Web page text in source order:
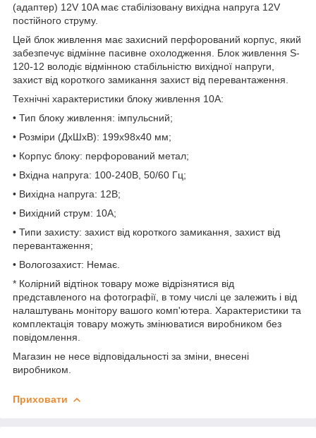
(адаптер) 12V 10A має стабілізовану вихідна напруга 12V
постійного струму.
Цей блок живлення має захисний перфорований корпус, який
забезпечує відмінне пасивне охолодження. Блок живлення S-
120-12 володіє відмінною стабільністю вихідної напруги,
захист від короткого замикання захист від перевантаження.
Технічні характеристики блоку живлення 10А:
• Тип блоку живлення: імпульсний;
• Розміри (ДхШхВ): 199х98х40 мм;
• Корпус блоку: перфорований метал;
• Вхідна напруга: 100-240В, 50/60 Гц;
• Вихідна напруга: 12В;
• Вихідний струм: 10А;
• Типи захисту: захист від короткого замикання, захист від
перевантаження;
• Вологозахист: Немає.
* Колірний відтінок товару може відрізнятися від
представленого на фотографії, в тому числі це залежить і від
налаштувань монітору вашого комп'ютера. Характеристики та
комплектація товару можуть змінюватися виробником без
повідомлення.
Магазин не несе відповідальності за зміни, внесені
виробником.
Приховати